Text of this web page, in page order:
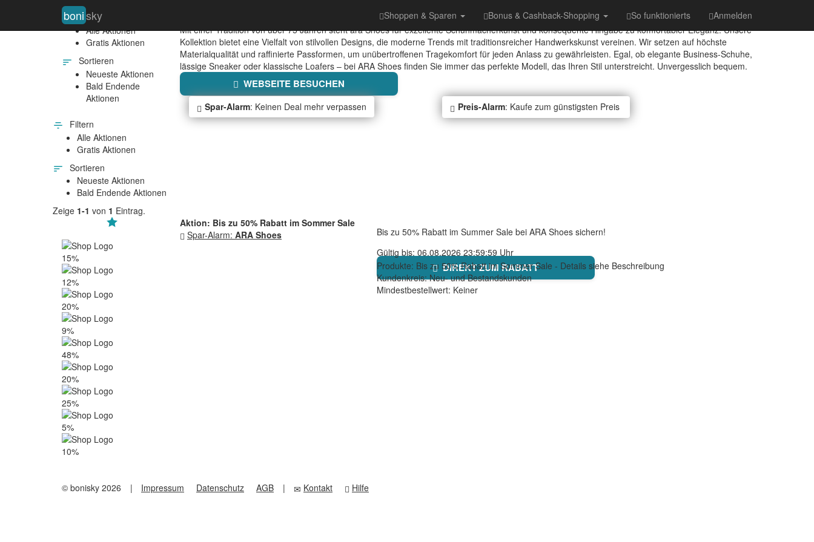
bonisky Shoppen & Sparen Bonus & Cashback-Shopping So funktionierts Anmelden
Filtern
Alle Aktionen
Gratis Aktionen
Sortieren
Neueste Aktionen
Bald Endende
Aktionen
Mit einer Tradition von über 75 Jahren steht ara Shoes für exzellente Schuhmacherkunst und konsequente Hingabe zu komfortabler Eleganz. Unsere
Kollektion bietet eine Vielfalt von stilvollen Designs, die moderne Trends mit traditionsreicher Handwerkskunst vereinen. Wir setzen auf höchste
Materialqualität und raffinierte Passformen, um unübertroffenen Tragekomfort für jeden Anlass zu gewährleisten. Egal, ob elegante Business-Schuhe,
lässige Sneaker oder klassische Loafers – bei ARA Shoes finden Sie immer das perfekte Modell, das Ihren Stil unterstreicht. Unvergesslich bequem.
WEBSEITE BESUCHEN
Spar-Alarm: Keinen Deal mehr verpassen Preis-Alarm: Kaufe zum günstigsten Preis
Filtern
Alle Aktionen
Gratis Aktionen
Sortieren
Neueste Aktionen
Bald Endende Aktionen
Zeige 1-1 von 1 Eintrag.
15%
12%
20%
9%
48%
20%
25%
5%
10%
Aktion: Bis zu 50% Rabatt im Sommer Sale
Spar-Alarm: ARA Shoes Bis zu 50% Rabatt im Summer Sale bei ARA Shoes sichern!
DIREKT ZUM RABATT
Gültig bis: 06.08.2026 23:59:59 Uhr
Produkte: Bis zu 50% Rabatt im Sommer Sale - Details siehe Beschreibung
Kundenkreis: Neu- und Bestandskunden
Mindestbestellwert: Keiner
© bonisky 2026 | Impressum Datenschutz AGB | Kontakt Hilfe